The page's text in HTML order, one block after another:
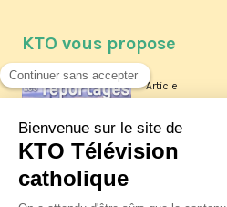
KTO vous propose
Article
Les
XIV à